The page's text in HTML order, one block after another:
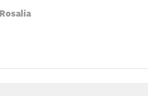
Rosalía